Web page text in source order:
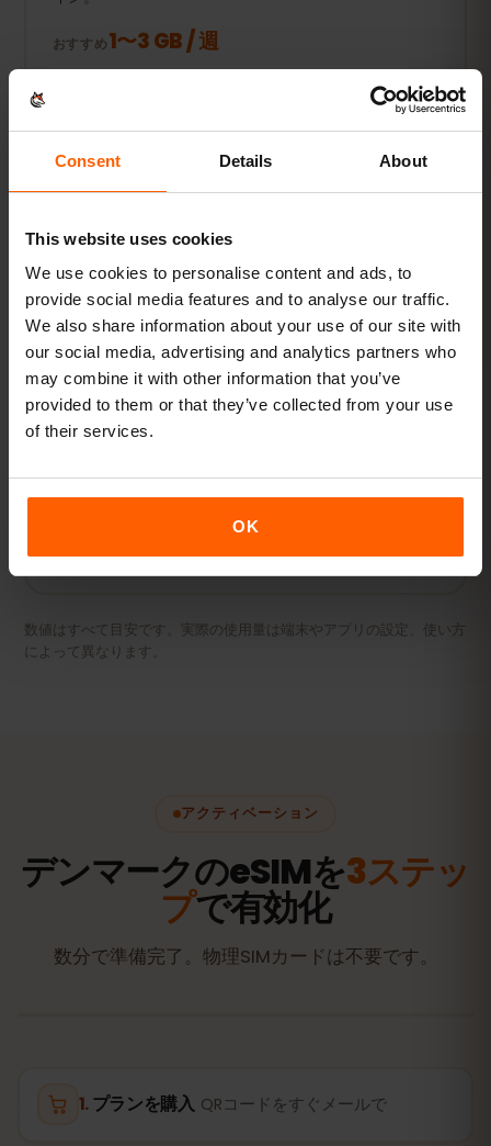
Consent Details About
This website uses cookies
We use cookies to personalise content and ads, to
provide social media features and to analyse our traffic.
We also share information about your use of our site with
our social media, advertising and analytics partners who
may combine it with other information that you’ve
provided to them or that they’ve collected from your use
of their services.
OK
おすすめ1〜3 GB / 週
人気
毎日使う人
おすすめ5〜10 GB / 月
プランを見る
動画・テザリング派
おすすめ20 GB以上または無制限
プランを見る
数値はすべて目安です。実際の使用量は端末やアプリの設定、使い方
によって異なります。
アクティベーション
デンマークのeSIMを3ステッ
プで有効化
数分で準備完了。物理SIMカードは不要です。
プランを購入 QRコードをすぐメールで